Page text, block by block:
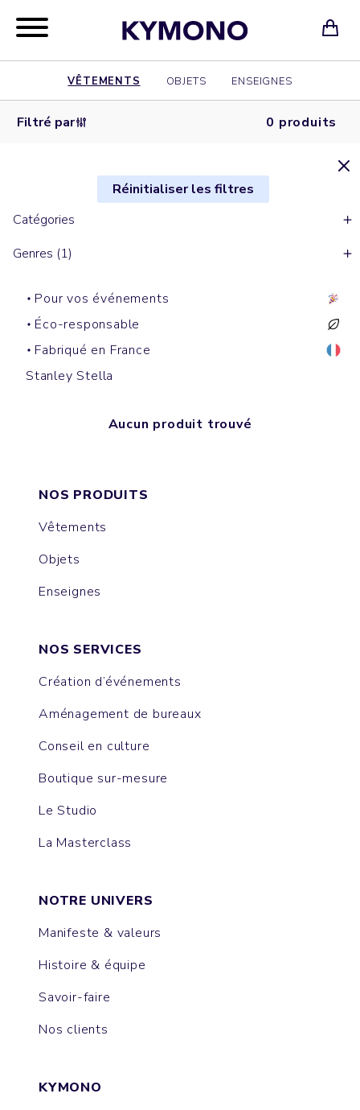
VÊTEMENTS OBJETS ENSEIGNES
Filtré par 0 produits
Réinitialiser les filtres
Catégories
Genres (1)
Pour vos événements
Éco-responsable
Fabriqué en France
Stanley Stella
Aucun produit trouvé
NOS PRODUITS
Vêtements
Objets
Enseignes
NOS SERVICES
Création d’événements
Aménagement de bureaux
Conseil en culture
Boutique sur-mesure
Le Studio
La Masterclass
NOTRE UNIVERS
Manifeste & valeurs
Histoire & équipe
Savoir-faire
Nos clients
KYMONO